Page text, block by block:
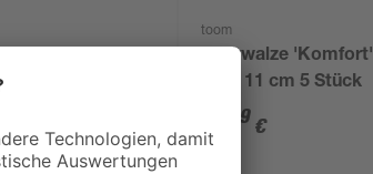
11 cm 5
toom
Lackwalze 'Komfort'
glatt 11 cm 5 Stück
6 39 €